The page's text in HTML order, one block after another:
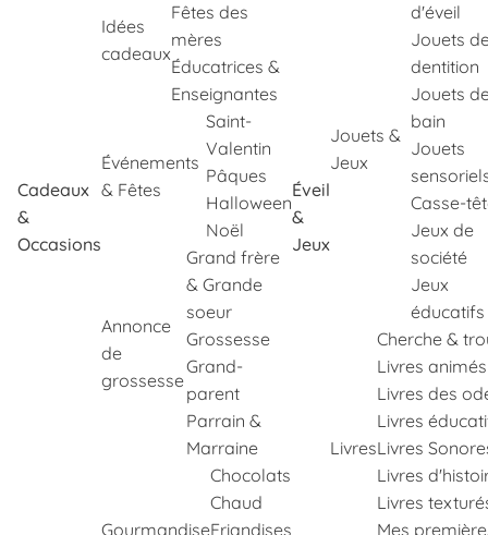
Cadeaux
&
Occasions
Idées
cadeaux
Fêtes des
mères
Éducatrices &
Enseignantes
Événements
& Fêtes
Saint-
Valentin
Pâques
Halloween
Noël
Annonce
de
grossesse
Grand frère
& Grande
soeur
Grossesse
Grand-
parent
Parrain &
Marraine
Gourmandise
Chocolats
Chaud
Friandises
Éveil
&
Jeux
Jouets &
Jeux
d'éveil
Jouets
dentition
Jouets
bain
Jouets
Casse-
Jeux de
société
Jeux
éducatifs
Livres
Cherche &
Livres animés
Livres des
Livres
Livres
Livres
Livres
Mes